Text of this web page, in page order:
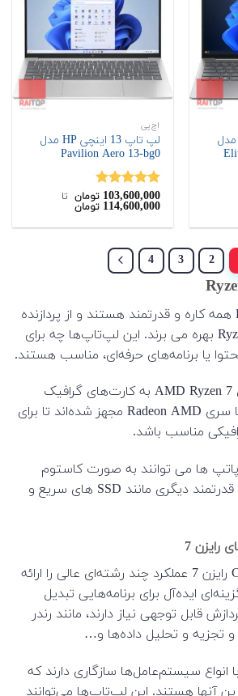
لپ تاپ 13 اینچی HP مدل
اچ‌پی
لپ تاپ 13 اینچی HP مدل
Pavilion Aero 13-bg0
نمره5.00
از 5
103,600,000 تومان ‌ تا ‌
114,600,000 تومان
2
3
4
لپ تاپ های Ryzen 7 همه کاره و قدرتمند هستند و از پردازنده
های سری Ryzen 7 AMD بهره می برند. این لپ‌تاپ‌ها چه برای
یا برنامه‌های حرفه‌ای، مناسب هستند.
بسیاری از لپ‌تاپ‌های AMD Ryzen 7 به کارت‌های گرافیک
اختصاصی NVIDIA یا سری Radeon AMD مجهز شده‌اند تا برای
مناسب باشد.
پاتپ ها می توانند به صورت کاستوم
باشند تا دارای قطعات قدرتمند دیگری مانند SSD های سریع و
7
لپ‌تاپ‌های دارای CPU رایزن 7 عملکرد چند رشته‌ای عالی را ارائه
ایده‌آل برای برنامه‌هایی تبدیل
قابل توجهی نیاز دارند، مانند رندر
و تجزیه و تحلیل داده‌ها و…
لپ‌تاپ‌های Ryzen 7 با انواع سیستم‌عامل‌ها سازگاری دارند که
و 11 رایج‌ترین آنها هستند. این لپ‌تاپ‌ها می‌توانند